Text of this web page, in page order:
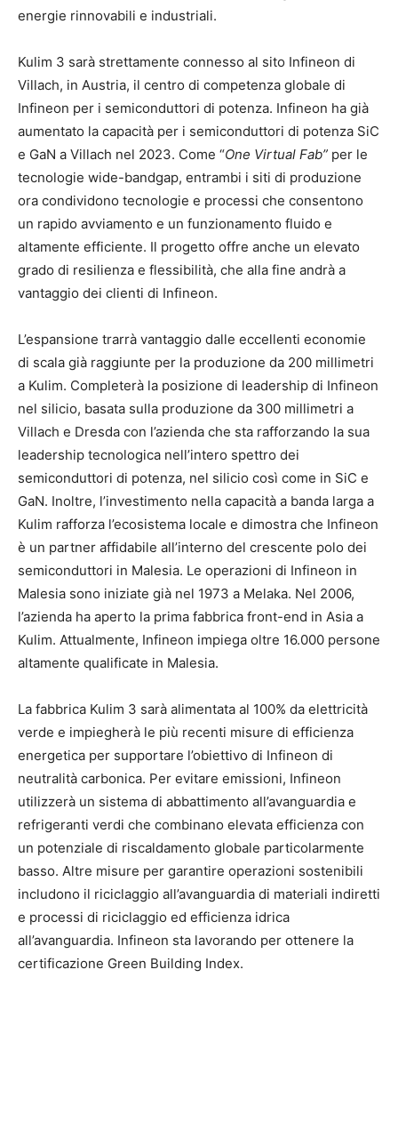
energie rinnovabili e industriali.
Kulim 3 sarà strettamente connesso al sito Infineon di
Villach, in Austria, il centro di competenza globale di
Infineon per i semiconduttori di potenza. Infineon ha già
aumentato la capacità per i semiconduttori di potenza SiC
e GaN a Villach nel 2023. Come “One Virtual Fab” per le
tecnologie wide-bandgap, entrambi i siti di produzione
ora condividono tecnologie e processi che consentono
un rapido avviamento e un funzionamento fluido e
altamente efficiente. Il progetto offre anche un elevato
grado di resilienza e flessibilità, che alla fine andrà a
vantaggio dei clienti di Infineon.
L’espansione trarrà vantaggio dalle eccellenti economie
di scala già raggiunte per la produzione da 200 millimetri
a Kulim. Completerà la posizione di leadership di Infineon
nel silicio, basata sulla produzione da 300 millimetri a
Villach e Dresda con l’azienda che sta rafforzando la sua
leadership tecnologica nell’intero spettro dei
semiconduttori di potenza, nel silicio così come in SiC e
GaN. Inoltre, l’investimento nella capacità a banda larga a
Kulim rafforza l’ecosistema locale e dimostra che Infineon
è un partner affidabile all’interno del crescente polo dei
semiconduttori in Malesia. Le operazioni di Infineon in
Malesia sono iniziate già nel 1973 a Melaka. Nel 2006,
l’azienda ha aperto la prima fabbrica front-end in Asia a
Kulim. Attualmente, Infineon impiega oltre 16.000 persone
altamente qualificate in Malesia.
La fabbrica Kulim 3 sarà alimentata al 100% da elettricità
verde e impiegherà le più recenti misure di efficienza
energetica per supportare l’obiettivo di Infineon di
neutralità carbonica. Per evitare emissioni, Infineon
utilizzerà un sistema di abbattimento all’avanguardia e
refrigeranti verdi che combinano elevata efficienza con
un potenziale di riscaldamento globale particolarmente
basso. Altre misure per garantire operazioni sostenibili
includono il riciclaggio all’avanguardia di materiali indiretti
e processi di riciclaggio ed efficienza idrica
all’avanguardia. Infineon sta lavorando per ottenere la
certificazione Green Building Index.